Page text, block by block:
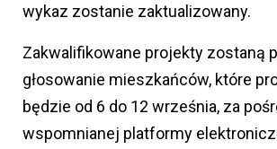
wykaz zostanie zaktualizowany.
Zakwalifikowane projekty zostaną
głosowanie mieszkańców, które
będzie od 6 do 12 września, za
wspomnianej platformy